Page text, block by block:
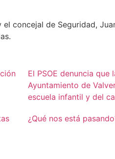
concejal de Seguridad,
El PSOE denuncia
Ayuntamiento de
escuela infantil y del
¿Qué nos está